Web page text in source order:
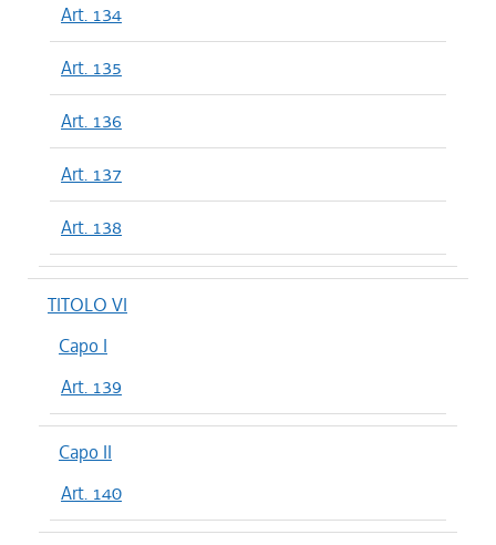
Art. 134
Art. 135
Art. 136
Art. 137
Art. 138
TITOLO VI
Capo I
Art. 139
Capo II
Art. 140